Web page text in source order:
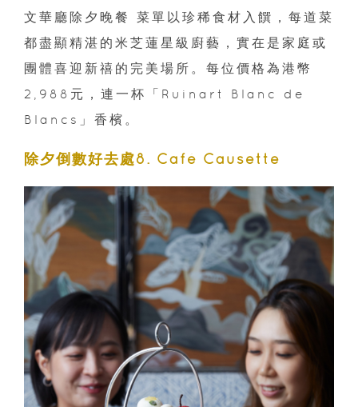
文華廳除夕晚餐 菜單以珍稀食材入饌，每道菜
都盡顯精湛的米芝蓮星級廚藝，實在是家庭或
團體喜迎新禧的完美場所。每位價格為港幣
2,988元，連一杯「Ruinart Blanc de
Blancs」香檳。
除夕倒數好去處8. Café Causette